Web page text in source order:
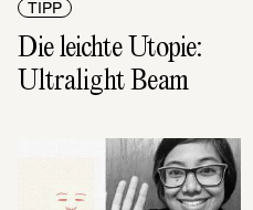
TIPP
Die leichte Utopie:
Ultralight Beam